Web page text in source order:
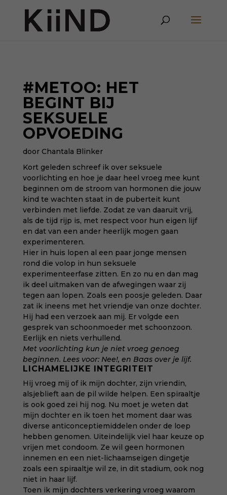
#METOO: HET
BEGINT BIJ
SEKSUELE
OPVOEDING
door Chantala Blinker
Kort geleden schreef ik over seksuele
voorlichting en hoe je daar heel vroeg mee kunt
beginnen om de stroom van hormonen die jouw
kind te wachten staat in de puberteit kunt
verbinden met liefde. Zodat ze van daaruit vrij,
als de tijd rijp is, met respect voor hun eigen lijf
en dat van een ander heerlijk mogen gaan
experimenteren.
Hier in huis lopen al een paar jonge mensen
rond die volop in hun seksuele
experimenteerfase zitten. En zo nu en dan mag
ik deel uitmaken van de afwegingen waar zij
tegen aan lopen. Zoals een poosje geleden. Daar
zat ik ineens met het vriendje van onze dochter.
Hij had een verzoek aan mij. Er volgde een
gesprek van schoonmoeder met schoonzoon.
Eerlijk en niets verhullend.
Met voorlichting kun je niet vroeg genoeg
beginnen. Lees voor: Nee!, en Baas over je lijf.
LICHAMELIJKE INTEGRITEIT
Hij vroeg mij of ik mijn dochter, zijn vriendin,
alsjeblieft aan de pil wilde helpen. Een spiraaltje
is ook goed zei hij nog. Nu moet je weten dat
mijn dochter en ik toen het moment daar was
diverse anticonceptiemiddelen onder de loep
hebben genomen. Uiteindelijk viel haar keuze op
vrijen met condoom. Ze wil geen hormonen
innemen en een niet-lichaamseigen dingetje
zoals een spiraaltje wil ze, in dit stadium, ook nog
niet in haar lijf.
Toen ik mijn dochters verkering vroeg waarom